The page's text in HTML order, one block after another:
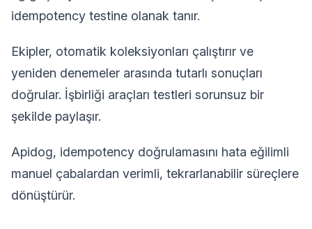
idempotency testine olanak tanır.
Ekipler, otomatik koleksiyonları çalıştırır ve
yeniden denemeler arasında tutarlı sonuçları
doğrular. İşbirliği araçları testleri sorunsuz bir
şekilde paylaşır.
Apidog, idempotency doğrulamasını hata eğilimli
manuel çabalardan verimli, tekrarlanabilir süreçlere
dönüştürür.